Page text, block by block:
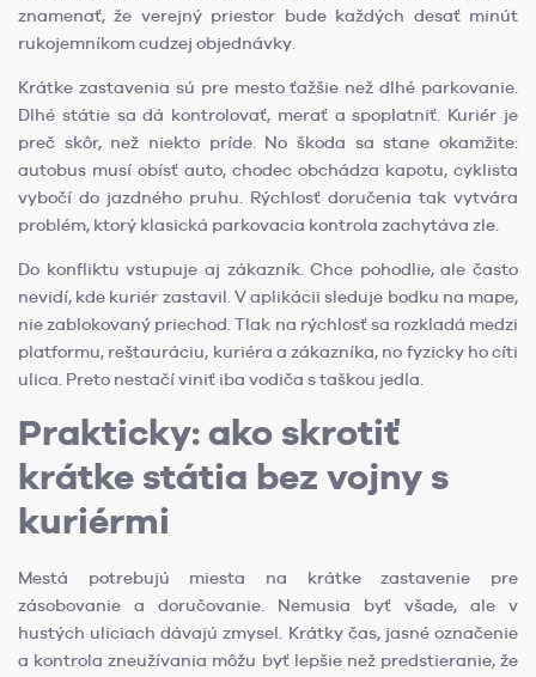
znamenať, že verejný priestor bude každých desať minút
rukojemníkom cudzej objednávky.
Krátke zastavenia sú pre mesto ťažšie než dlhé parkovanie.
Dlhé státie sa dá kontrolovať, merať a spoplatniť. Kuriér je
preč skôr, než niekto príde. No škoda sa stane okamžite:
autobus musí obísť auto, chodec obchádza kapotu, cyklista
vybočí do jazdného pruhu. Rýchlosť doručenia tak vytvára
problém, ktorý klasická parkovacia kontrola zachytáva zle.
Do konfliktu vstupuje aj zákazník. Chce pohodlie, ale často
nevidí, kde kuriér zastavil. V aplikácii sleduje bodku na mape,
nie zablokovaný priechod. Tlak na rýchlosť sa rozkladá medzi
platformu, reštauráciu, kuriéra a zákazníka, no fyzicky ho cíti
ulica. Preto nestačí viniť iba vodiča s taškou jedla.
Prakticky: ako skrotiť
krátke státia bez vojny s
kuriérmi
Mestá potrebujú miesta na krátke zastavenie pre
zásobovanie a doručovanie. Nemusia byť všade, ale v
hustých uliciach dávajú zmysel. Krátky čas, jasné označenie
a kontrola zneužívania môžu byť lepšie než predstieranie, že